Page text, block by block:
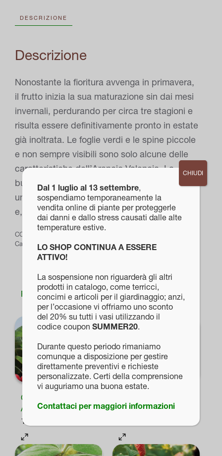
DESCRIZIONE
Descrizione
Nonostante la fioritura avvenga in primavera,
il frutto inizia la sua maturazione sin dai mesi
invernali, perdurando per circa tre stagioni e
risulta essere definitivamente pronto in estate
già inoltrata. Le foglie verdi e le spine piccole
e non sempre visibili sono solo alcune delle
caratteristiche dell’Arancio Valencia. La
buccia spessa del frutto consente di garantire
una spremuta gustosa e ricca di antiossidanti
e, naturalmente, di Vitamina C.
COD:
PROD-79
Categorie:Agrumi,Piante da Frutto
Prodotti correlati
Ciliegio “Prunus
Avium”
19,80
Questo
prodotto
Communis)
Questo
prodotto
Dal 1 luglio al 13 settembre,
sospendiamo temporaneamente la
vendita online di piante per proteggerle
dai danni e dallo stress causati dalle alte
temperature estive.
LO SHOP CONTINUA A ESSERE
ATTIVO!
La sospensione non riguarderà gli altri
prodotti in catalogo, come terricci,
concimi e articoli per il giardinaggio; anzi,
per l’occasione vi offriamo uno sconto
del 20% su tutti i vasi utilizzando il
codice coupon SUMMER20.
Durante questo periodo rimaniamo
comunque a disposizione per gestire
direttamente preventivi e richieste
personalizzate. Certi della comprensione
vi auguriamo una buona estate.
Contattaci per maggiori informazioni
CHIUDI